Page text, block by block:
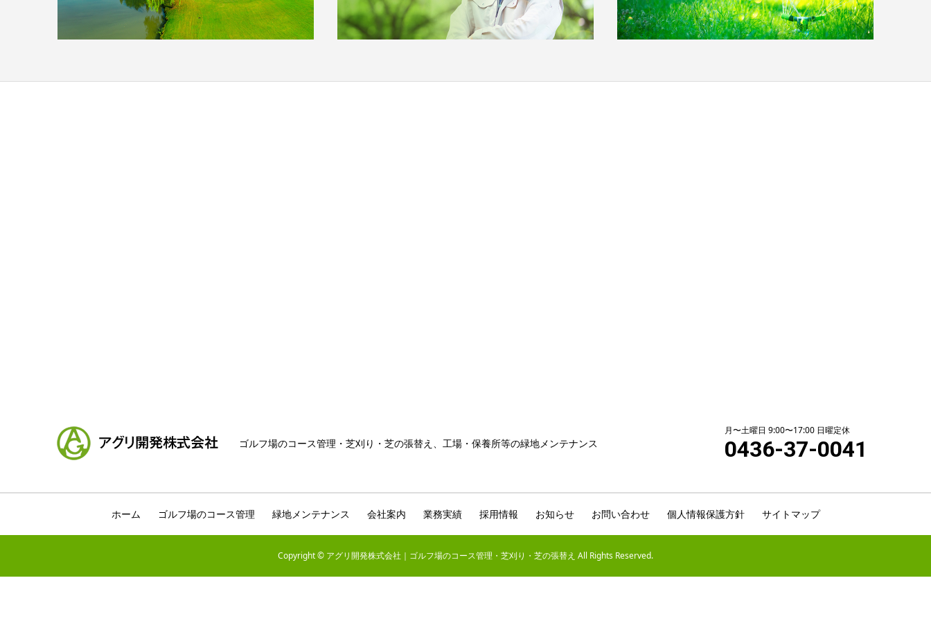
ゴルフ場のコース管理・芝刈り・芝の張替え、工場・保養所等の緑地メンテナンス
月〜土曜日 9:00〜17:00 日曜定休
0436-37-0041
ホーム ゴルフ場のコース管理 緑地メンテナンス 会社案内 業務実績 採用情報 お知らせ お問い合わせ 個人情報保護方針 サイトマップ
Copyright © アグリ開発株式会社｜ゴルフ場のコース管理・芝刈り・芝の張替え All Rights Reserved.